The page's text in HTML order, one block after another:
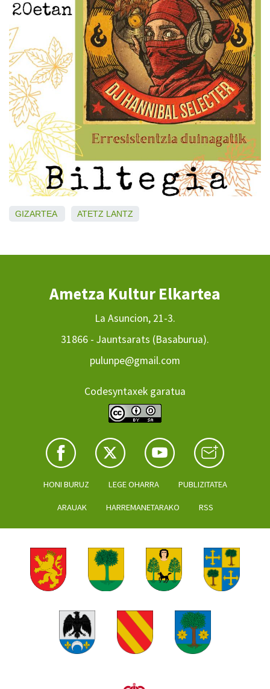
GIZARTEA ATETZ LANTZ
Ametza Kultur Elkartea
La Asuncion, 21-3.
31866 - Jauntsarats (Basaburua).
pulunpe@gmail.com
Codesyntaxek garatua
HONI BURUZ LEGE OHARRA PUBLIZITATEA
ARAUAK HARREMANETARAKO RSS